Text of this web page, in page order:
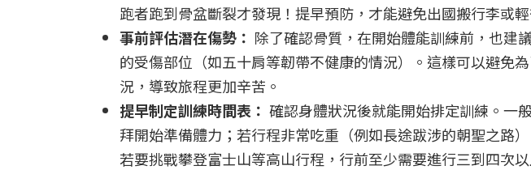
跑者跑到骨盆斷裂才發現！提早預防，才能避免出國搬行李或
事前評估潛在傷勢： 除了確認骨質，在開始體能訓練前，也建
的受傷部位（如五十肩等韌帶不健康的情況）。這樣可以避免
況，導致旅程更加辛苦。
提早制定訓練時間表： 確認身體狀況後就能開始排定訓練。一
拜開始準備體力；若行程非常吃重（例如長途跋涉的朝聖之路
若要挑戰攀登富士山等高山行程，行前至少需要進行三到四次